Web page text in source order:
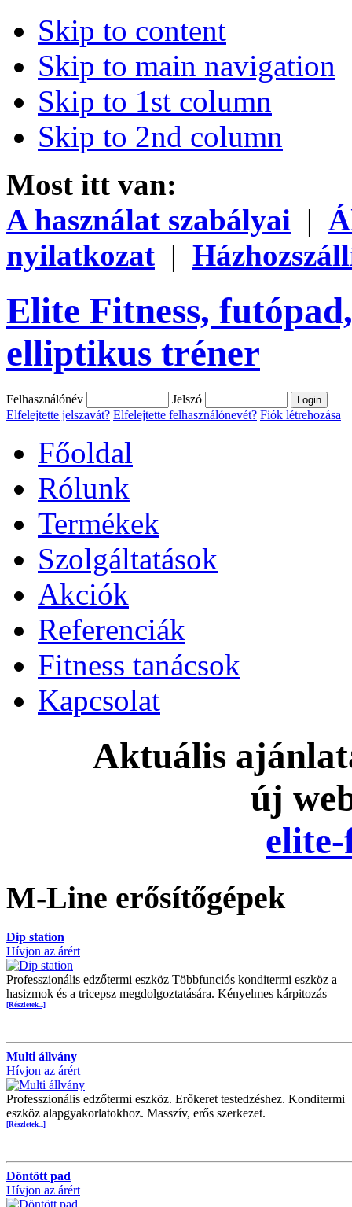
Skip to content
Skip to main navigation
Skip to 1st column
Skip to 2nd column
Most itt van:
A használat szabályai |
nyilatkozat |
Elite Fitness,
elliptikus tréner
Felhasználónév
Jelszó
Elfelejtette jelszavát? Elfelejtette felhasználónevét? Fiók létrehozása
Főoldal
Rólunk
Termékek
Szolgáltatások
Akciók
Referenciák
Fitness tanácsok
Kapcsolat
Aktuális
új
M-Line erősítőgépek
Dip station
Hívjon az árért
Professzionális edzőtermi eszköz Többfunciós konditermi eszköz a
hasizmok és a tricepsz megdolgoztatására. Kényelmes kárpitozás
[Részletek...]
Multi állvány
Hívjon az árért
Professzionális edzőtermi eszköz. Erőkeret testedzéshez. Konditermi
eszköz alapgyakorlatokhoz. Masszív, erős szerkezet.
[Részletek...]
Döntött pad
Hívjon az árért